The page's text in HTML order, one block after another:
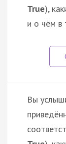
True),
и о чём в
Вы